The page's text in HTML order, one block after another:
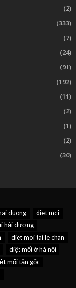
(2)
(333)
(7)
(24)
(91)
(192)
(11)
(2)
(1)
(2)
(30)
duong
diet moi
hải dương
diet moi tai le chan
diệt mối ở hà nội
mối tận gốc